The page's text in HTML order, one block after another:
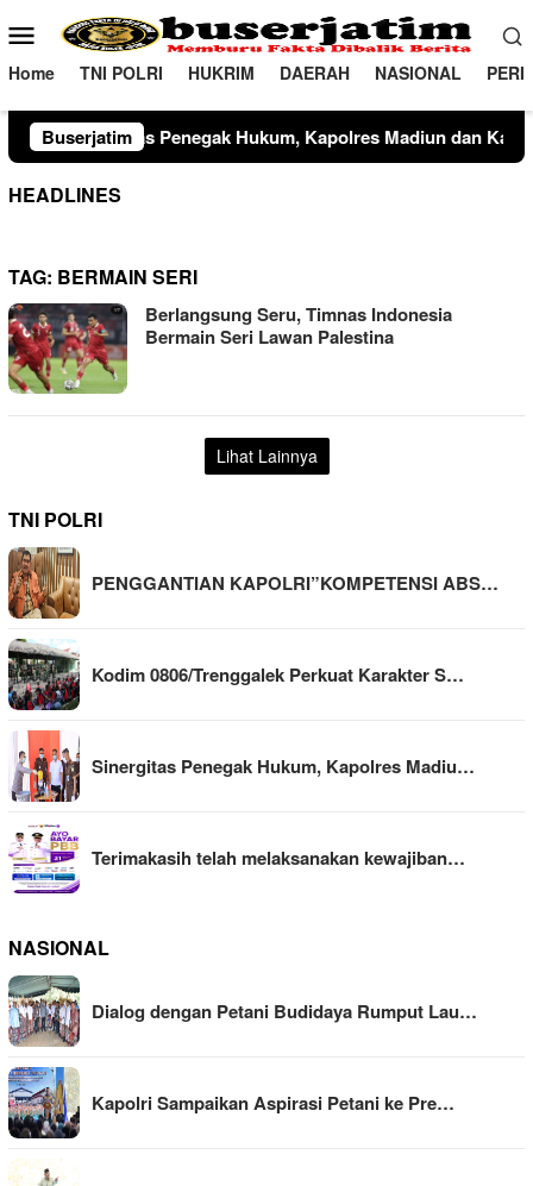
ke
konten
Menu
Mobile
Home TNI POLRI HUKRIM DAERAH NASIONAL
Buserjatim
Hukum, Kapolres Madiun dan Kajari Musnahkan Barang
HEADLINES
TAG: BERMAIN SERI
Berlangsung Seru, Timnas Indonesia
Bermain Seri Lawan Palestina
Lihat Lainnya
TNI POLRI
PENGGANTIAN KAPOLRI”KOMPETENSI ABS…
Kodim 0806/Trenggalek Perkuat Karakter S…
Sinergitas Penegak Hukum, Kapolres Madiu…
Terimakasih telah melaksanakan kewajiban…
NASIONAL
Dialog dengan Petani Budidaya Rumput Lau…
Kapolri Sampaikan Aspirasi Petani ke Pre…